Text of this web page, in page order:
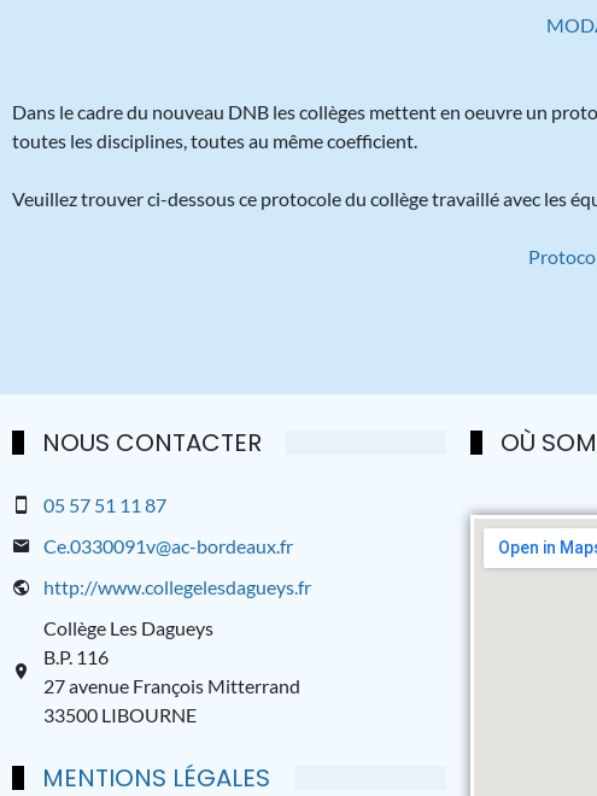
Dans le cadre du nouveau DNB les collèges mettent en oeuvre un
toutes les disciplines, toutes au même coefficient.
Veuillez trouver ci-dessous ce protocole du collège travaillé avec les
NOUS CONTACTER
05 57 51 11 87
Ce.0330091v@ac-bordeaux.fr
http://www.collegelesdagueys.fr
Collège Les Dagueys
B.P. 116
27 avenue François Mitterrand
33500 LIBOURNE
MENTIONS LÉGALES
OÙ